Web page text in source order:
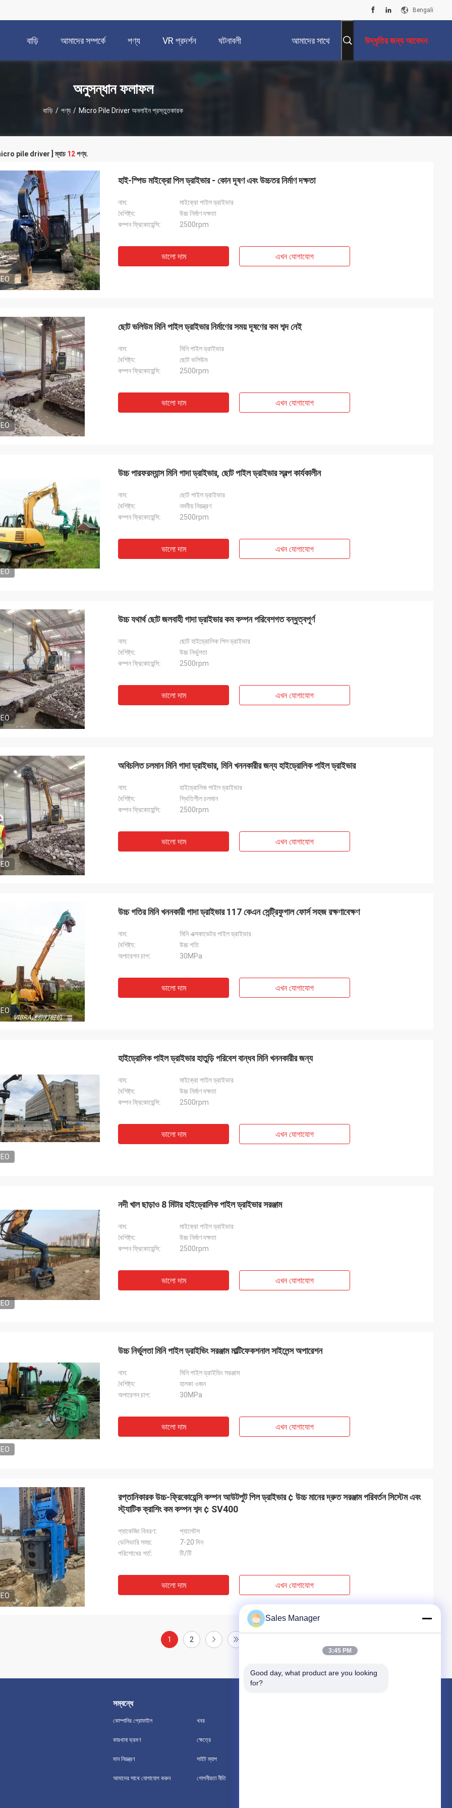
Bengali
বাড়ি আমাদের সম্পর্কে পণ্য VR প্রদর্শন ঘটনাবলী আমাদের সাথে উদ্ধৃতির জন্য আবেদন
অনুসন্ধান ফলাফল
বাড়ি / পণ্য / Micro Pile Driver অনলাইন প্রস্তুতকারক
pile driver ] ম্যাচ12পণ্য.
হাই-স্পিড মাইক্রো পিল ড্রাইভার - কোন দূষণ এবং উচ্চতর নির্মাণ দক্ষতা
নাম:
মাইক্রো পাইল ড্রাইভার
বৈশিষ্ট্য:
উচ্চ নির্মাণ দক্ষতা
কম্পন ফ্রিকোয়েন্সি:
2500rpm
ভালো দাম এখন যোগাযোগ
ছোট ভলিউম মিনি পাইল ড্রাইভার নির্মাণের সময় দূষণের কম শব্দ নেই
নাম:
মিনি পাইল ড্রাইভার
বৈশিষ্ট্য:
ছোট ভলিউম
কম্পন ফ্রিকোয়েন্সি:
2500rpm
ভালো দাম এখন যোগাযোগ
উচ্চ পারফরম্যান্স মিনি গাদা ড্রাইভার, ছোট পাইল ড্রাইভার স্বল্প কার্যকালীন
নাম:
ছোট পাইল ড্রাইভার
বৈশিষ্ট্য:
নমনীয় নিয়ন্ত্রণ
কম্পন ফ্রিকোয়েন্সি:
2500rpm
ভালো দাম এখন যোগাযোগ
উচ্চ যথার্থ ছোট জলবাহী গাদা ড্রাইভার কম কম্পন পরিবেশগত বন্ধুত্বপূর্ণ
নাম:
ছোট হাইড্রোলিক পিল ড্রাইভার
বৈশিষ্ট্য:
উচ্চ নির্ভুলতা
কম্পন ফ্রিকোয়েন্সি:
2500rpm
ভালো দাম এখন যোগাযোগ
অবিচলিত চলমান মিনি গাদা ড্রাইভার, মিনি খননকারীর জন্য হাইড্রোলিক পাইল ড্রাইভার
নাম:
হাইড্রোলিক পাইল ড্রাইভার
বৈশিষ্ট্য:
স্থিতিশীল চলমান
কম্পন ফ্রিকোয়েন্সি:
2500rpm
ভালো দাম এখন যোগাযোগ
উচ্চ গতির মিনি খননকারী গাদা ড্রাইভার 117 কেএন সেন্ট্রিফুগাল ফোর্স সহজ রক্ষণাবেক্ষণ
নাম:
মিনি এক্সকাভেটর পাইল ড্রাইভার
বৈশিষ্ট্য:
উচ্চ গতি
অপারেশন চাপ:
30MPa
ভালো দাম এখন যোগাযোগ
হাইড্রোলিক পাইল ড্রাইভার হাতুড়ি পরিবেশ বান্ধব মিনি খননকারীর জন্য
নাম:
মাইক্রো পাইল ড্রাইভার
বৈশিষ্ট্য:
উচ্চ নির্মাণ দক্ষতা
কম্পন ফ্রিকোয়েন্সি:
2500rpm
ভালো দাম এখন যোগাযোগ
নদী খাল ছাড়াও 8 মিটার হাইড্রোলিক পাইল ড্রাইভার সরঞ্জাম
নাম:
মাইক্রো পাইল ড্রাইভার
বৈশিষ্ট্য:
উচ্চ নির্মাণ দক্ষতা
কম্পন ফ্রিকোয়েন্সি:
2500rpm
ভালো দাম এখন যোগাযোগ
উচ্চ নির্ভুলতা মিনি পাইল ড্রাইভিং সরঞ্জাম মাল্টিফেকশনাল সাইলেন্স অপারেশন
নাম:
মিনি পাইল ড্রাইভিং সরঞ্জাম
বৈশিষ্ট্য:
হালকা ওজন
অপারেশন চাপ:
30MPa
ভালো দাম এখন যোগাযোগ
রপ্তানিকারক উচ্চ-ফ্রিকোয়েন্সি কম্পন আউটপুট পিল ড্রাইভার ¢ উচ্চ মানের দ্রুত সরঞ্জাম পরিবর্তন সিস্টেম এবং
স্ট্যাটিক ক্রাশিং কম কম্পন শব্দ ¢ SV400
প্যাকেজিং বিবরণ:
প্যালেটস
ডেলিভারি সময়:
7-20 দিন
পরিশোধের শর্ত:
টি/টি
ভালো দাম এখন যোগাযোগ
1 2
সম্বন্ধে
কোম্পানির প্রোফাইল
কারখানা ভ্রমণ
মান নিয়ন্ত্রণ
আমাদের সাথে যোগাযোগ করুন
খবর
ক্ষেত্রে
সাইট ম্যাপ
গোপনীয়তা নীতি
Sales Manager
3:45 PM
Good day, what product are you looking
for?